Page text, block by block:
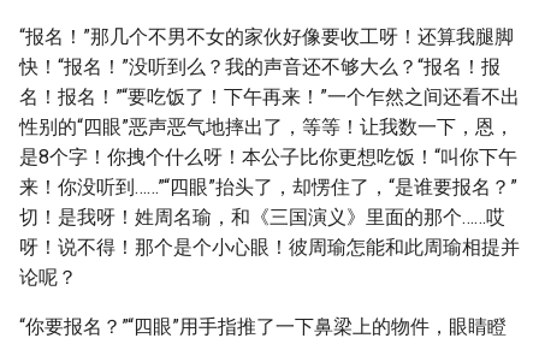
“报名！”那几个不男不女的家伙好像要收工呀！还算我腿脚
快！“报名！”没听到么？我的声音还不够大么？“报名！报
名！报名！”“要吃饭了！下午再来！”一个乍然之间还看不出
性别的“四眼”恶声恶气地摔出了，等等！让我数一下，恩，
是8个字！你拽个什么呀！本公子比你更想吃饭！“叫你下午
来！你没听到……”“四眼”抬头了，却愣住了，“是谁要报名？”
切！是我呀！姓周名瑜，和《三国演义》里面的那个……哎
呀！说不得！那个是个小心眼！彼周瑜怎能和此周瑜相提并
论呢？
“你要报名？”“四眼”用手指推了一下鼻梁上的物件，眼睛瞪